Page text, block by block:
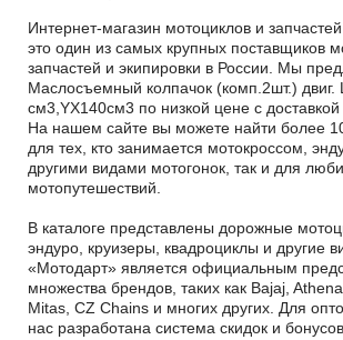
Интернет-магазин мотоциклов и
это один из самых крупных поставщиков
запчастей и экипировки в России. Мы
Маслосъемный колпачок (комп.2шт.) двиг.
см3,YX140см3 по низкой цене с доставкой
На нашем сайте вы можете найти более
для тех, кто занимается мотокроссом,
другими видами мотогонок, так и для
мотопутешествий.
В каталоге представлены дорожные
эндуро, круизеры, квадроциклы и другие
«Мотодарт» является официальным
множества брендов, таких как Bajaj,
Mitas, CZ Chains и многих других. Для
нас разработана система скидок и